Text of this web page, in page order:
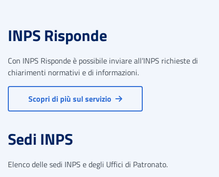
INPS Risponde
Con INPS Risponde è possibile inviare all’INPS richieste di
chiarimenti normativi e di informazioni.
Scopri di più sul servizio
Sedi INPS
Elenco delle sedi INPS e degli Uffici di Patronato.